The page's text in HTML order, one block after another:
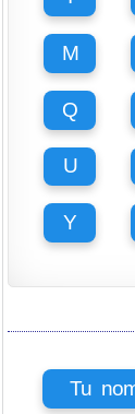
M
Q
U
Y
Tu